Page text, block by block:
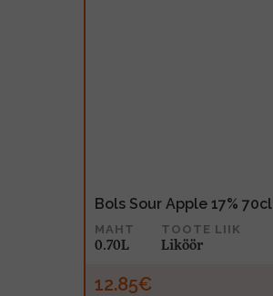
Bols Sour Apple 17% 70cl
MAHT
0.70L
TOOTE LIIK
Liköör
12.85€